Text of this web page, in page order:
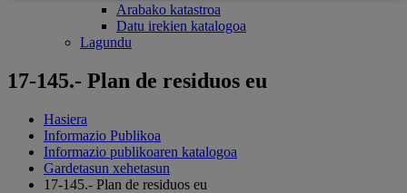
Arabako katastroa
Datu irekien katalogoa
Lagundu
17-145.- Plan de residuos eu
Hasiera
Informazio Publikoa
Informazio publikoaren katalogoa
Gardetasun xehetasun
17-145.- Plan de residuos eu